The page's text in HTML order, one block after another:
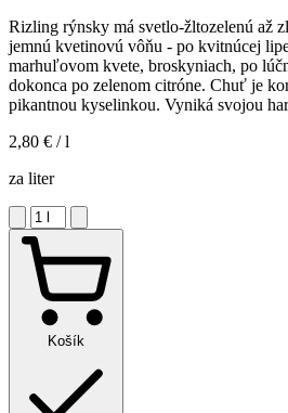
Rizling rýnsky má svetlo-žltozelenú až
jemnú kvetinovú vôňu - po kvitnúcej
marhuľovom kvete, broskyniach, po
dokonca po zelenom citróne. Chuť je
pikantnou kyselinkou. Vyniká svojou
2,80 € / l
za liter
Košík